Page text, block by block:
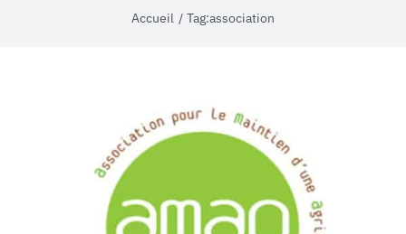
Accueil Tag:association